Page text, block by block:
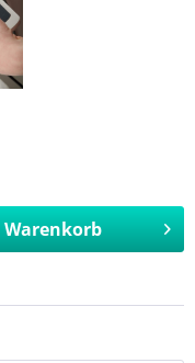
Warenkorb